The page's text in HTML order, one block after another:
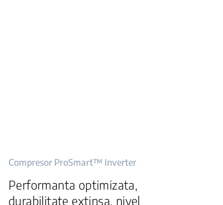
Compresor ProSmart™ Inverter
Performanta optimizata,
durabilitate extinsa, nivel